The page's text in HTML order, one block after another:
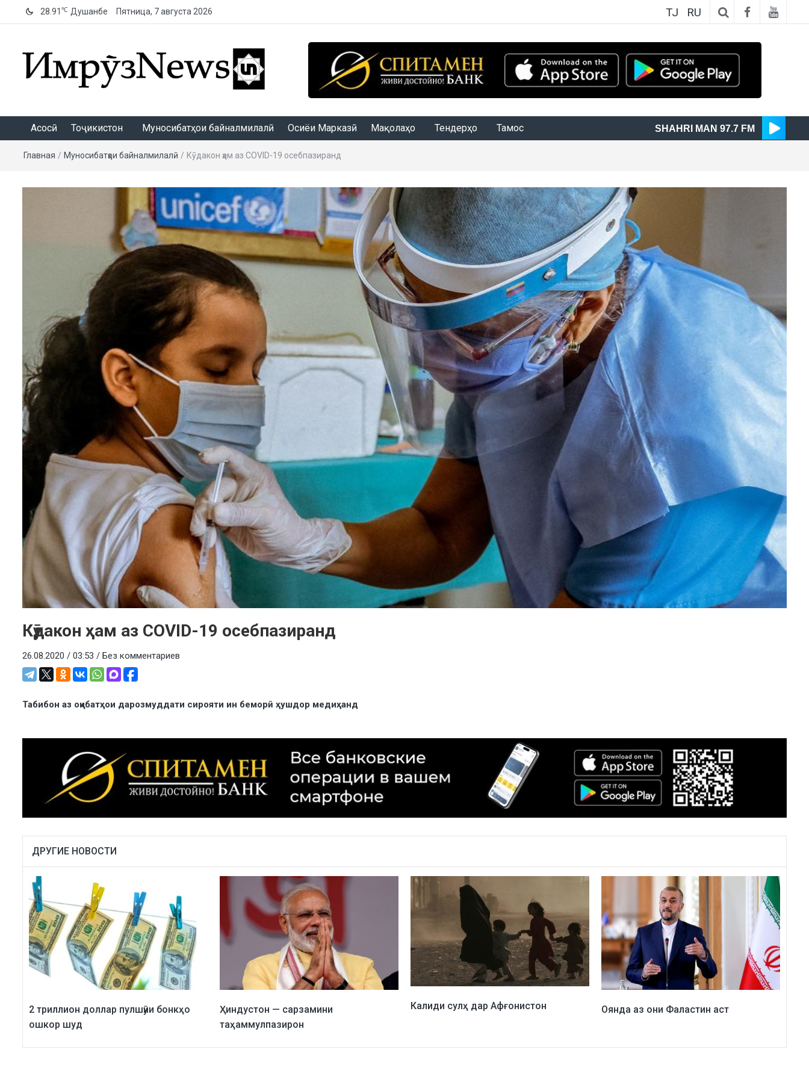
28.91 ℃ Душанбе Пятница, 7 августа 2026 TJ RU
Асосӣ Тоҷикистон Муносибатҳои байналмилалӣ Осиёи Марказӣ Мақолаҳо Тендерҳо Тамос SHAHRI MAN 97.7 FM
Главная / Муносибатҳои байналмилалӣ / Кӯдакон ҳам аз COVID-19 осебпазиранд
Кӯдакон ҳам аз COVID-19 осебпазиранд
26.08.2020 / 03:53 / Без комментариев
Табибон аз оқибатҳои дарозмуддати сирояти ин беморӣ ҳушдор медиҳанд
ДРУГИЕ НОВОСТИ
2 триллион доллар пулшӯии бонкҳо
ошкор шуд
Ҳиндустон — сарзамини
таҳаммулпазирон
Калиди сулҳ дар Афғонистон Оянда аз они Фаластин аст